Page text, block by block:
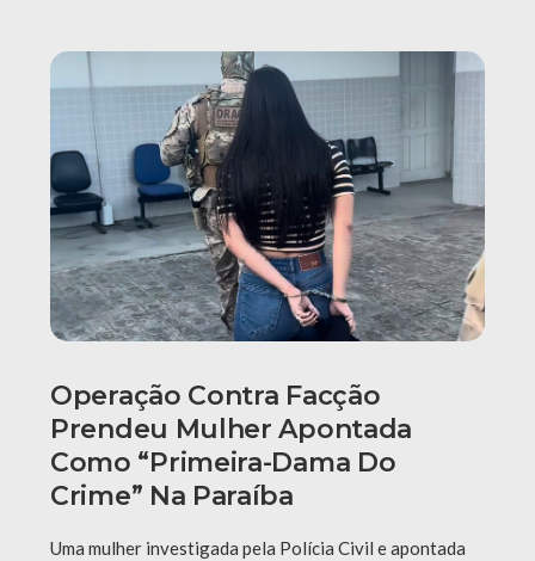
Operação Contra Facção
Prendeu Mulher Apontada
Como “primeira-Dama Do
Crime” Na Paraíba
Uma mulher investigada pela Polícia Civil e apontada